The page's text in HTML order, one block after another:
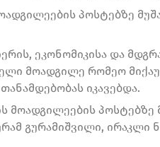
პოსტებზე
ეკონომიკისა და
მოადგილე რომეო
იკავებდა.
მოადგილეების პოსტებზე
გურამიშვილი, ირაკლი